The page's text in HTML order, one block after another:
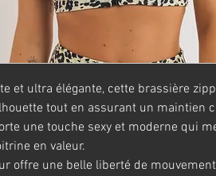
et ultra élégante, cette brassière
tout en assurant un maintien
une touche sexy et moderne qui
en valeur.
offre une belle liberté de